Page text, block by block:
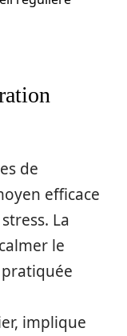
de
efficace
La
le
implique